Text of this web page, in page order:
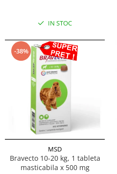
IN STOC
-38%
MSD
Bravecto 10-20 kg, 1 tableta
masticabila x 500 mg